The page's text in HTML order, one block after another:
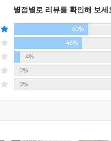
어줄 정도로 상냥하고 정의감
역시 자신을 희생하면서까지
관련 상품도 사준다. 초고령화
힘들어졌다. 이러한 현실에서
예산 감축으로 굶어 죽는 독거
다는 점에서 일본 소비자들의 감
링_일본인의 힐링 방정식, 치유
지구촌 소비자들의 지갑을 여
인 이스탄불. 그곳에만 15만 마
려 사나워진 동물들이 어린아
이라는 업체가 개발한
나온다. 동물들은 이것을 먹
별점별로 리뷰를 확인해 보세
50%
46%
4%
0%
0%